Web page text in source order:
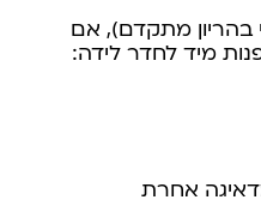
בהריון מתקדם), אם
מיד לחדר לידה:
אחרת